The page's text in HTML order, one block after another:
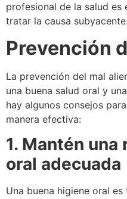
profesional de la salud
tratar la causa subyacente.
Prevención
La prevención del mal
una buena salud oral y
hay algunos consejos
manera efectiva:
1. Mantén
oral adecuada
Una buena higiene oral